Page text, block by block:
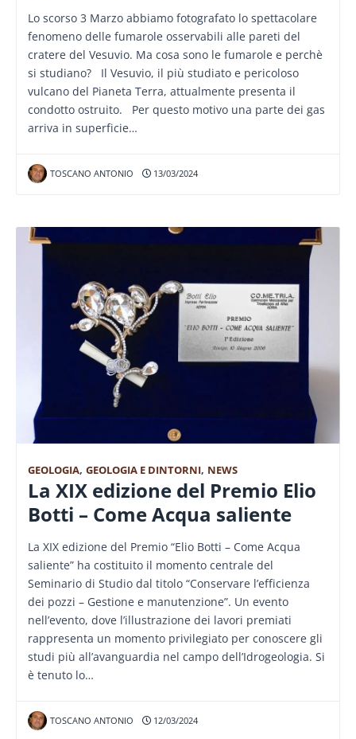
Lo scorso 3 Marzo abbiamo fotografato lo spettacolare
fenomeno delle fumarole osservabili alle pareti del
cratere del Vesuvio. Ma cosa sono le fumarole e perchè
si studiano? Il Vesuvio, il più studiato e pericoloso
vulcano del Pianeta Terra, attualmente presenta il
condotto ostruito. Per questo motivo una parte dei gas
arriva in superficie…
TOSCANO ANTONIO 13/03/2024
GEOLOGIA, GEOLOGIA E DINTORNI, NEWS
La XIX edizione del Premio Elio
Botti – Come Acqua saliente
La XIX edizione del Premio “Elio Botti – Come Acqua
saliente” ha costituito il momento centrale del
Seminario di Studio dal titolo “Conservare l’efficienza
dei pozzi – Gestione e manutenzione”. Un evento
nell’evento, dove l’illustrazione dei lavori premiati
rappresenta un momento privilegiato per conoscere gli
studi più all’avanguardia nel campo dell’Idrogeologia. Si
è tenuto lo…
TOSCANO ANTONIO 12/03/2024